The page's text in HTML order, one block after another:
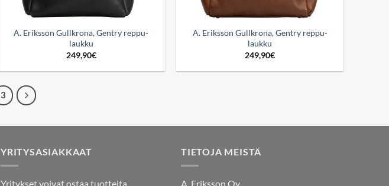
A. Eriksson Gullkrona, Gentry reppu-
laukku
249,90€
A. Eriksson Gullkrona, Gentry reppu-
laukku
249,90€
3
YRITYSASIAKKAAT
Yritykset voivat ostaa tuotteita
TIETOJA MEISTÄ
A. Eriksson Oy